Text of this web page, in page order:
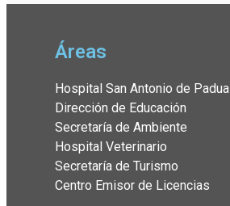
Áreas
Hospital San Antonio de Padua
Dirección de Educación
Secretaría de Ambiente
Hospital Veterinario
Secretaría de Turismo
Centro Emisor de Licencias